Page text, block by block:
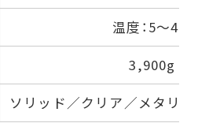
温度：5～
3,900g ※
ソリッド／クリア／メタリ